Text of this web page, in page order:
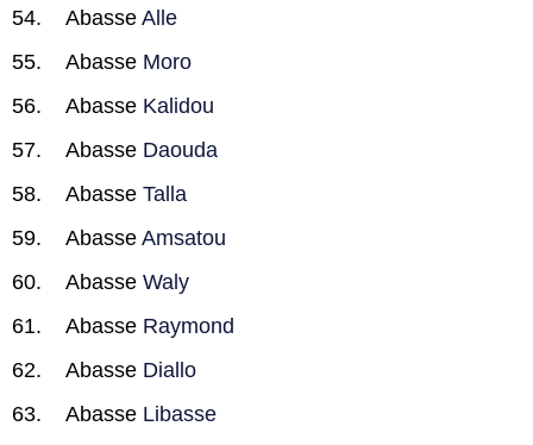
Abasse Alle
Abasse Moro
Abasse Kalidou
Abasse Daouda
Abasse Talla
Abasse Amsatou
Abasse Waly
Abasse Raymond
Abasse Diallo
Abasse Libasse